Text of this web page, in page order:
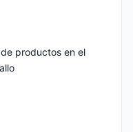
productos en el